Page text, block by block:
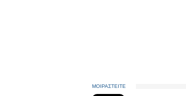
ΜΟΙΡΑΣΤΕΙΤΕ